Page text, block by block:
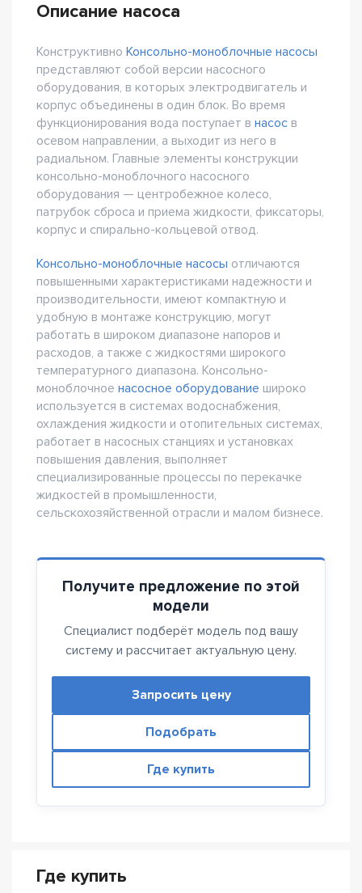
Описание насоса
Конструктивно Консольно-моноблочные насосы
представляют собой версии насосного
оборудования, в которых электродвигатель и
корпус объединены в один блок. Во время
функционирования вода поступает в насос в
осевом направлении, а выходит из него в
радиальном. Главные элементы конструкции
консольно-моноблочного насосного
оборудования — центробежное колесо,
патрубок сброса и приема жидкости, фиксаторы,
корпус и спирально-кольцевой отвод.
Консольно-моноблочные насосы отличаются
повышенными характеристиками надежности и
производительности, имеют компактную и
удобную в монтаже конструкцию, могут
работать в широком диапазоне напоров и
расходов, а также с жидкостями широкого
температурного диапазона. Консольно-
моноблочное насосное оборудование широко
используется в системах водоснабжения,
охлаждения жидкости и отопительных системах,
работает в насосных станциях и установках
повышения давления, выполняет
специализированные процессы по перекачке
жидкостей в промышленности,
сельскохозяйственной отрасли и малом бизнесе.
Получите предложение по этой
модели
Специалист подберёт модель под вашу
систему и рассчитает актуальную цену.
Запросить цену
Подобрать
Где купить
Где купить